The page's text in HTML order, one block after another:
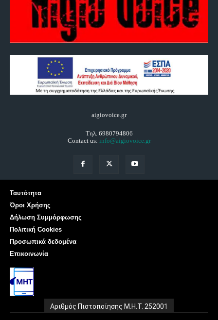
aigiovoice.gr
Τηλ. 6980794806
Contact us: info@aigiovoice.gr
Ταυτότητα
Όροι Χρήσης
Δήλωση Συμμόρφωσης
Πολιτική Cookies
Προσωπικά δεδομένα
Επικοινωνία
Αριθμός Πιστοποίησης Μ.Η.Τ. 252001